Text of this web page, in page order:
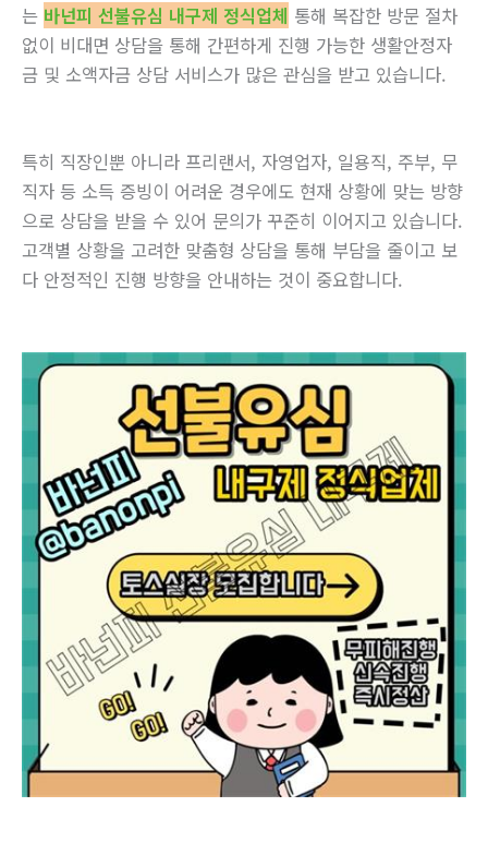
는 바넌피 선불유심 내구제 정식업체 통해 복잡한 방문 절차
없이 비대면 상담을 통해 간편하게 진행 가능한 생활안정자
금 및 소액자금 상담 서비스가 많은 관심을 받고 있습니다.
특히 직장인뿐 아니라 프리랜서, 자영업자, 일용직, 주부, 무
직자 등 소득 증빙이 어려운 경우에도 현재 상황에 맞는 방향
으로 상담을 받을 수 있어 문의가 꾸준히 이어지고 있습니다.
고객별 상황을 고려한 맞춤형 상담을 통해 부담을 줄이고 보
다 안정적인 진행 방향을 안내하는 것이 중요합니다.